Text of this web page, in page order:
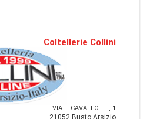
Coltellerie Collini
VIA F. CAVALLOTTI, 1
21052 Busto Arsizio